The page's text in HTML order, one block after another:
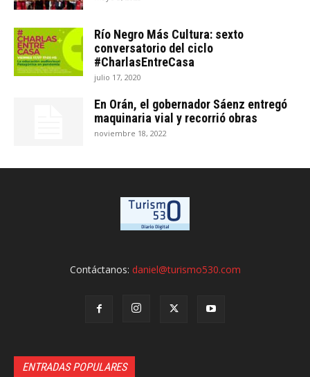
Río Negro Más Cultura: sexto
conversatorio del ciclo
#CharlasEntreCasa
julio 17, 2020
En Orán, el gobernador Sáenz entregó
maquinaria vial y recorrió obras
noviembre 18, 2022
Contáctanos: daniel@turismo530.com
ENTRADAS POPULARES